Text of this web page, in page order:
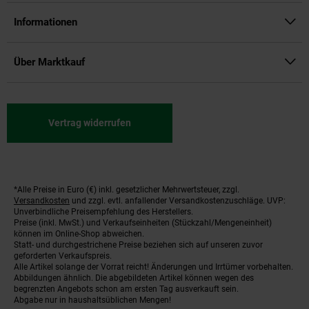
Informationen
Über Marktkauf
Vertrag widerrufen
Fußnoten
*Alle Preise in Euro (€) inkl. gesetzlicher Mehrwertsteuer, zzgl.
Versandkosten und zzgl. evtl. anfallender Versandkostenzuschläge. UVP:
Unverbindliche Preisempfehlung des Herstellers.
Preise (inkl. MwSt.) und Verkaufseinheiten (Stückzahl/Mengeneinheit)
können im Online-Shop abweichen.
Statt- und durchgestrichene Preise beziehen sich auf unseren zuvor
geforderten Verkaufspreis.
Alle Artikel solange der Vorrat reicht! Änderungen und Irrtümer vorbehalten.
Abbildungen ähnlich. Die abgebildeten Artikel können wegen des
begrenzten Angebots schon am ersten Tag ausverkauft sein.
Abgabe nur in haushaltsüblichen Mengen!